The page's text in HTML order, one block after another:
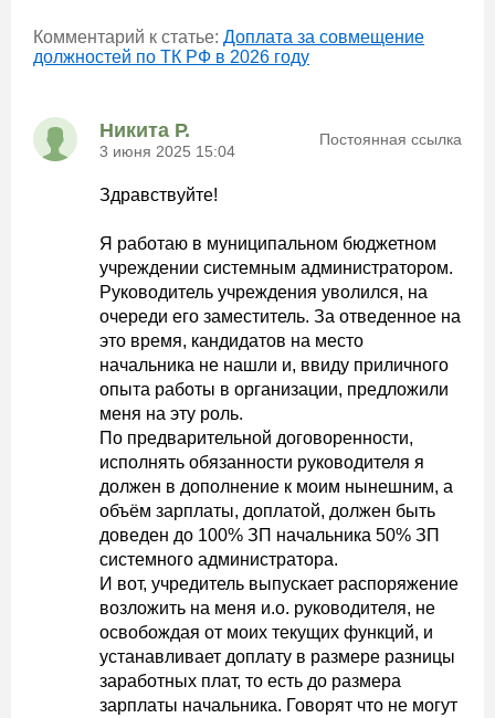
Комментарий к статье: Доплата за совмещение
должностей по ТК РФ в 2026 году
Никита Р.
3 июня 2025 15:04
Постоянная ссылка
Здравствуйте!
Я работаю в муниципальном бюджетном
учреждении системным администратором.
Руководитель учреждения уволился, на
очереди его заместитель. За отведенное на
это время, кандидатов на место
начальника не нашли и, ввиду приличного
опыта работы в организации, предложили
меня на эту роль.
По предварительной договоренности,
исполнять обязанности руководителя я
должен в дополнение к моим нынешним, а
объём зарплаты, доплатой, должен быть
доведен до 100% ЗП начальника 50% ЗП
системного администратора.
И вот, учредитель выпускает распоряжение
возложить на меня и.о. руководителя, не
освобождая от моих текущих функций, и
устанавливает доплату в размере разницы
заработных плат, то есть до размера
зарплаты начальника. Говорят что не могут